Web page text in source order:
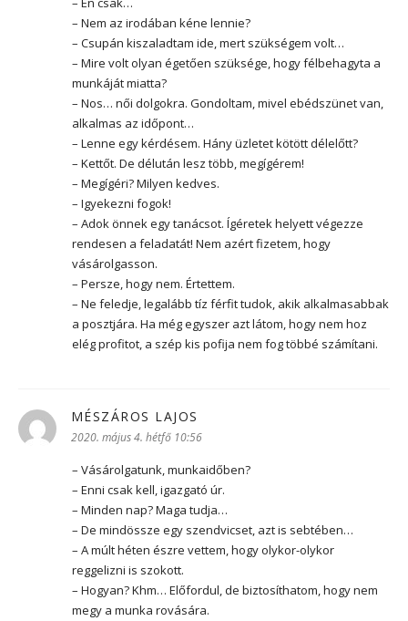
– Nem az irodában kéne lennie?
– Csupán kiszaladtam ide, mert szükségem volt…
– Mire volt olyan égetően szüksége, hogy félbehagyta a
munkáját miatta?
– Nos… női dolgokra. Gondoltam, mivel ebédszünet van,
alkalmas az időpont…
– Lenne egy kérdésem. Hány üzletet kötött délelőtt?
– Kettőt. De délután lesz több, megígérem!
– Megígéri? Milyen kedves.
– Igyekezni fogok!
– Adok önnek egy tanácsot. Ígéretek helyett végezze
rendesen a feladatát! Nem azért fizetem, hogy
vásárolgasson.
– Persze, hogy nem. Értettem.
– Ne feledje, legalább tíz férfit tudok, akik alkalmasabbak
a posztjára. Ha még egyszer azt látom, hogy nem hoz
elég profitot, a szép kis pofija nem fog többé számítani.
MÉSZÁROS LAJOS
2020. május 4. hétfő 10:56
– Vásárolgatunk, munkaidőben?
– Enni csak kell, igazgató úr.
– Minden nap? Maga tudja…
– De mindössze egy szendvicset, azt is sebtében…
– A múlt héten észre vettem, hogy olykor-olykor
reggelizni is szokott.
– Hogyan? Khm… Előfordul, de biztosíthatom, hogy nem
megy a munka rovására.